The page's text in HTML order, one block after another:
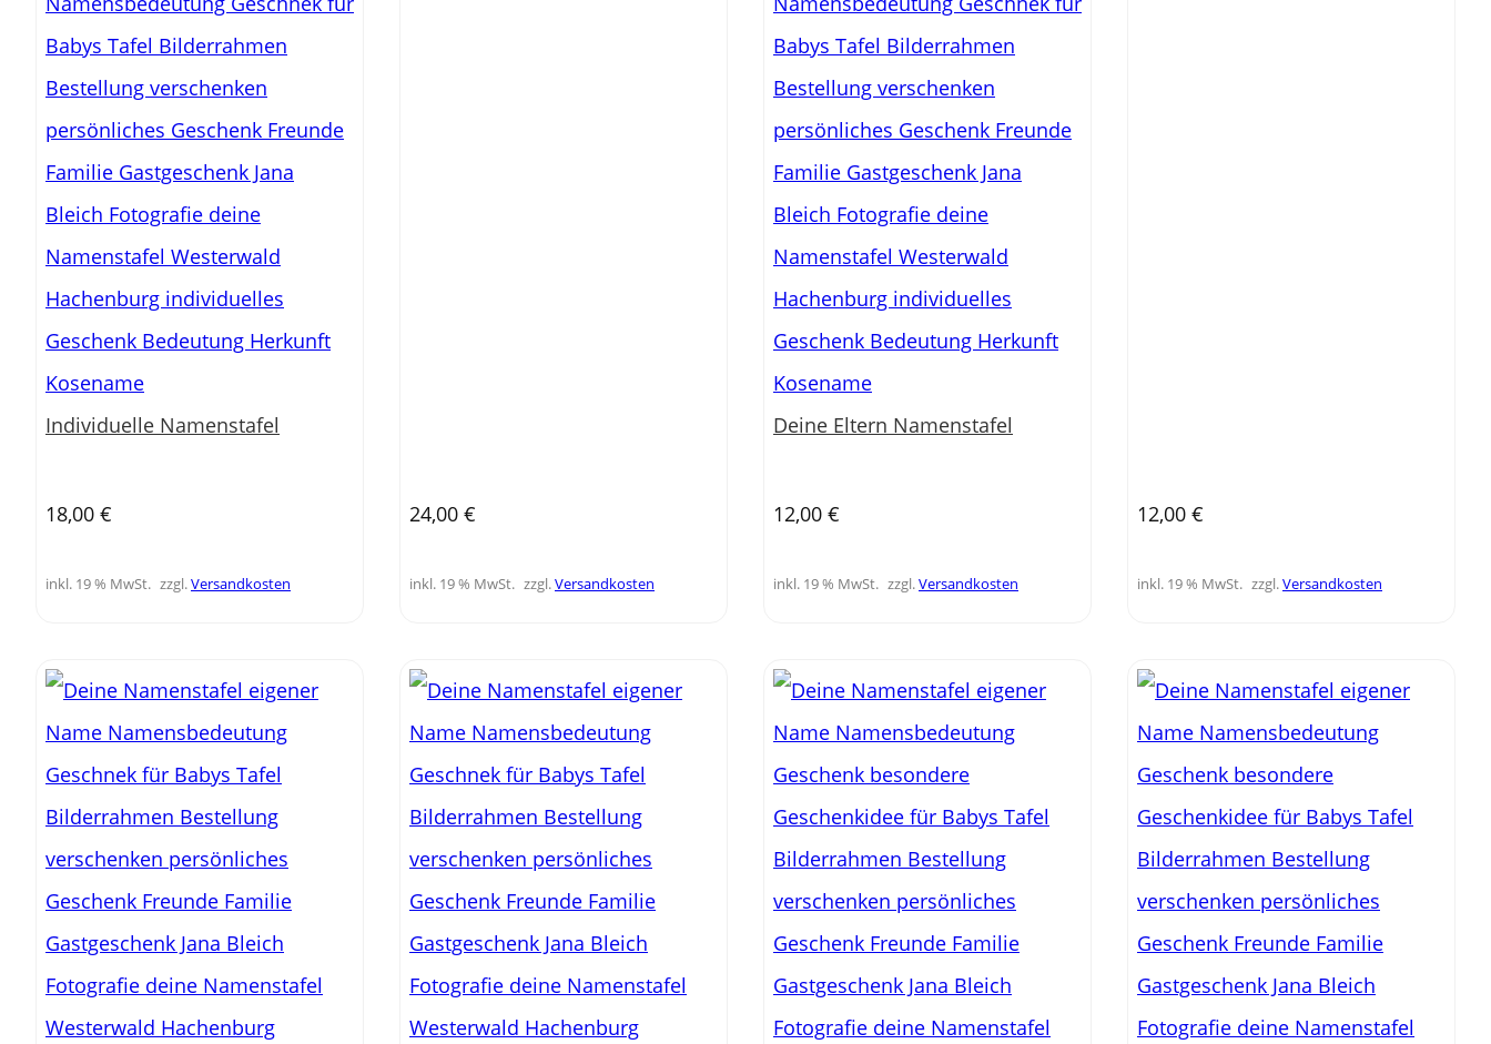
Individuelle Namenstafel
18,00 €
inkl. 19 % MwSt. zzgl.Versandkosten
24,00 €
inkl. 19 % MwSt. zzgl.Versandkosten
Deine Eltern Namenstafel
12,00 €
inkl. 19 % MwSt. zzgl.Versandkosten
12,00 €
inkl. 19 % MwSt. zzgl.Versandkosten